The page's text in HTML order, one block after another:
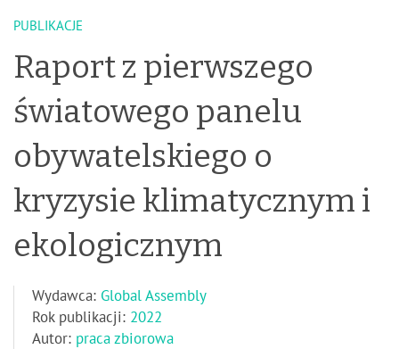
PUBLIKACJE
Raport z pierwszego
światowego panelu
obywatelskiego o
kryzysie klimatycznym i
ekologicznym
Wydawca: Global Assembly
Rok publikacji: 2022
Autor: praca zbiorowa